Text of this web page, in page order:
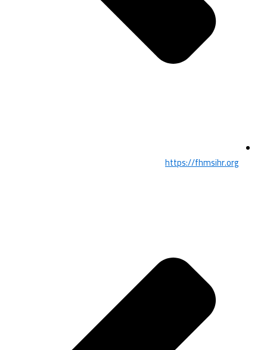
https://fhmsihr.org